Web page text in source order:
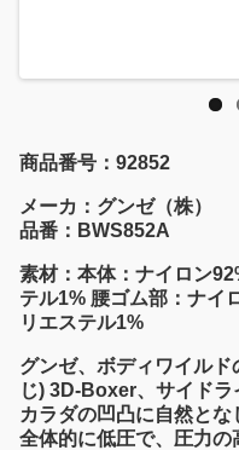
商品番号：92852
メーカ：グンゼ（株）
品番：BWS852A
素材：本体：ナイロン
テル1% 腰ゴム部：ナイ
リエステル1%
グンゼ、ボディワイル
じ) 3D-Boxer、サイドラ
カラダの凹凸に自然とな
全体的に低圧で、圧力